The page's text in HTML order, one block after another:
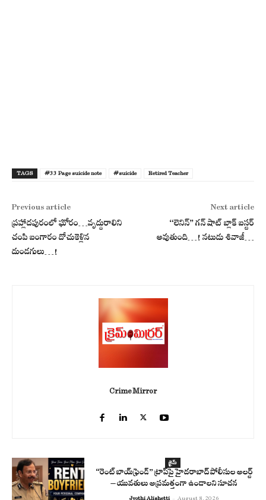
TAGS #33 Page suicide note #suicide Retired Teacher
Previous article
ప్రహ్లాదపురంలో ఘోరం…వృద్దురాలిని
చంపి బంగారం దోచుకెళ్లిన
దుండ‌గులు…!
Next article
“లెనిన్” గన్ షాట్ బ్లాక్ బస్టర్
అవుతుంది…! నటుడు శివాజీ…
Crime Mirror
క్రైమ్
“రెంట్ బాయ్‌ఫ్రెండ్” ట్రాప్‌పై హైదరాబాద్ పోలీసుల అలర్ట్
– యువతులు అప్రమత్తంగా ఉండాలని సూచన
Jyothi Alishetti - August 8, 2026